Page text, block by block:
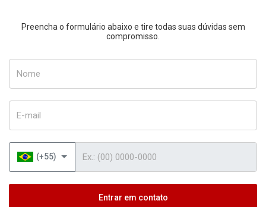
Preencha o formulário abaixo e tire todas suas dúvidas sem
compromisso.
(+55)
Entrar em contato